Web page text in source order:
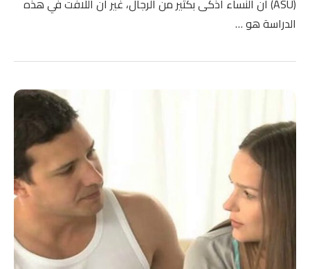
(ASU) أن النساء أذكى بكثير من الرجال، غير أن اللافت في هذه
الدراسة هو …